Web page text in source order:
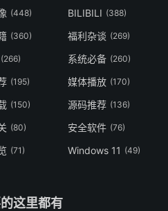
(448) BILIBILI (388)
(360) 福利杂谈 (269)
(266) 系统必备 (260)
(195) 媒体播放 (170)
(150) 源码推荐 (136)
(80) 安全软件 (76)
(71) Windows 11 (49)
这里都有